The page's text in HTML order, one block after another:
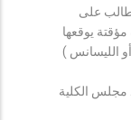
على
يوقعها
أو الليسانس )
مجلس الكلية